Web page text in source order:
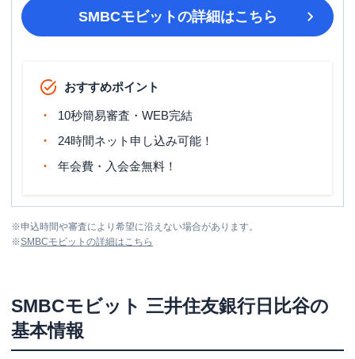
SMBCモビットの詳細はこちら
おすすめポイント
10秒簡易審査・WEB完結
24時間ネット申し込み可能！
年会費・入会金無料！
※申込時間や審査により希望に沿えない場合があります。
※SMBCモビット の詳細はこちら
SMBCモビット 三井住友銀行日比谷の
基本情報